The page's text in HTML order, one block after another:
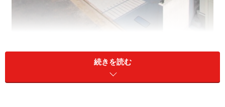
続きを読む